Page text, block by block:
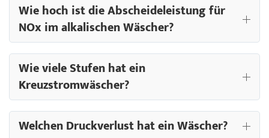
Wie hoch ist die Abscheideleistung für
NOx im alkalischen Wäscher?
Wie viele Stufen hat ein
Kreuzstromwäscher?
Welchen Druckverlust hat ein Wäscher?